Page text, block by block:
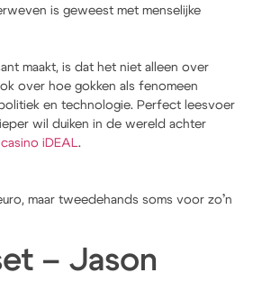
is geweest met menselijke
maakt, is dat het niet alleen over
over hoe gokken als fenomeen
en technologie. Perfect leesvoer
wil duiken in de wereld achter
iDEAL .
maar tweedehands soms voor zo’n
– Jason